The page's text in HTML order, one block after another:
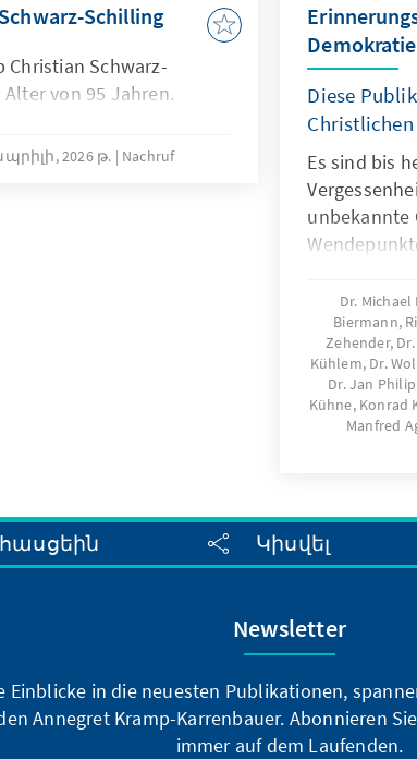
Schilling
Christian Schwarz-
von 95 Jahren.
2026 թ. Nachruf
Diese
Es sind bis
unbekannte
die
für die
Dr.
Biermann,
Zehender,
Kühlem, Dr.
Dr. Jan
Kühne, Konrad
Manfred
հասցեին Կիսվել
Newsletter
Einblicke in die neuesten Publikationen,
Annegret Kramp-Karrenbauer. Abonnieren
immer auf dem Laufenden.